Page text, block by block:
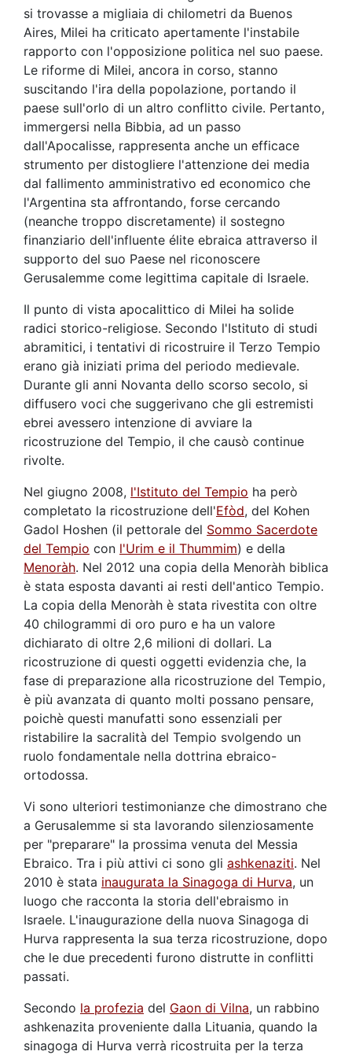
si trovasse a migliaia di chilometri da Buenos
Aires, Milei ha criticato apertamente l'instabile
rapporto con l'opposizione politica nel suo paese.
Le riforme di Milei, ancora in corso, stanno
suscitando l'ira della popolazione, portando il
paese sull'orlo di un altro conflitto civile. Pertanto,
immergersi nella Bibbia, ad un passo
dall'Apocalisse, rappresenta anche un efficace
strumento per distogliere l'attenzione dei media
dal fallimento amministrativo ed economico che
l'Argentina sta affrontando, forse cercando
(neanche troppo discretamente) il sostegno
finanziario dell'influente élite ebraica attraverso il
supporto del suo Paese nel riconoscere
Gerusalemme come legittima capitale di Israele.
Il punto di vista apocalittico di Milei ha solide
radici storico-religiose. Secondo l'Istituto di studi
abramitici, i tentativi di ricostruire il Terzo Tempio
erano già iniziati prima del periodo medievale.
Durante gli anni Novanta dello scorso secolo, si
diffusero voci che suggerivano che gli estremisti
ebrei avessero intenzione di avviare la
ricostruzione del Tempio, il che causò continue
rivolte.
Nel giugno 2008, l'Istituto del Tempio ha però
completato la ricostruzione dell'Efòd, del Kohen
Gadol Hoshen (il pettorale del Sommo Sacerdote
del Tempio con l'Urim e il Thummim) e della
Menoràh. Nel 2012 una copia della Menoràh biblica
è stata esposta davanti ai resti dell'antico Tempio.
La copia della Menoràh è stata rivestita con oltre
40 chilogrammi di oro puro e ha un valore
dichiarato di oltre 2,6 milioni di dollari. La
ricostruzione di questi oggetti evidenzia che, la
fase di preparazione alla ricostruzione del Tempio,
è più avanzata di quanto molti possano pensare,
poichè questi manufatti sono essenziali per
ristabilire la sacralità del Tempio svolgendo un
ruolo fondamentale nella dottrina ebraico-
ortodossa.
Vi sono ulteriori testimonianze che dimostrano che
a Gerusalemme si sta lavorando silenziosamente
per "preparare" la prossima venuta del Messia
Ebraico. Tra i più attivi ci sono gli ashkenaziti. Nel
2010 è stata inaugurata la Sinagoga di Hurva, un
luogo che racconta la storia dell'ebraismo in
Israele. L'inaugurazione della nuova Sinagoga di
Hurva rappresenta la sua terza ricostruzione, dopo
che le due precedenti furono distrutte in conflitti
passati.
Secondo la profezia del Gaon di Vilna, un rabbino
ashkenazita proveniente dalla Lituania, quando la
sinagoga di Hurva verrà ricostruita per la terza